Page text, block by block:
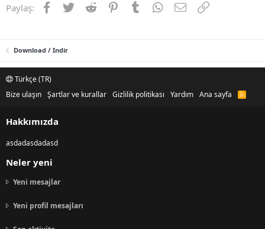
Paylaş: Facebook
TwitterReddit PinterestTumblrWhatsApp
E-postaLink
Download / Indir
Türkçe (TR)
Bize ulaşın Şartlar ve kurallar Gizlilik politikası Yardım Ana sayfa
R
S
Hakkımızda
asdadasdadasd
Neler yeni
Yeni mesajlar
Yeni profil mesajları